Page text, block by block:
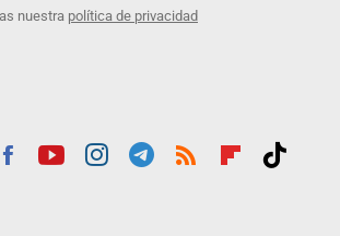
nuestra política de privacidad